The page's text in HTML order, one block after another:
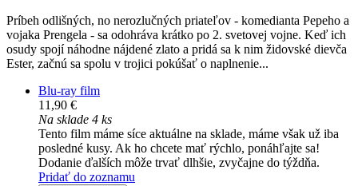
Príbeh odlišných, no nerozlučných priateľov - komedianta Pepeho a
vojaka Prengela - sa odohráva krátko po 2. svetovej vojne. Keď ich
osudy spojí náhodne nájdené zlato a pridá sa k nim židovské dievča
Ester, začnú sa spolu v trojici pokúšať o naplnenie...
Blu-ray film
11,90 €
Na sklade 4 ks
Tento film máme síce aktuálne na sklade, máme však už iba
posledné kusy. Ak ho chcete mať rýchlo, ponáhľajte sa!
Dodanie ďalších môže trvať dlhšie, zvyčajne do týždňa.
Pridať do zoznamu